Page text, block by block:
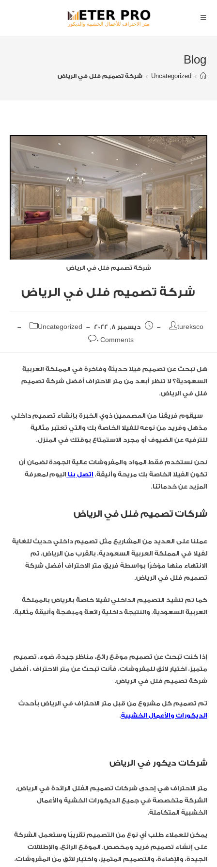
Blog
>
Uncategorized
> شركة تصميم فلل في الرياض
شركة تصميم فلل في الرياض
شركة تصميم فلل في الرياض
tureksco ديسمبر 8, 2022
Uncategorized
0 Comments
هل تبحث عن تصميم فيلا حديثة وفاخرة في المملكة العربية
السعودية؟ لا تنظر أبعد من متر الاحتراف أفضل شركة تصميم
فلل في الرياض.
سيقوم فريقنا من المصممين ذوي الخبرة بإنشاء تصميم داخلي
مذهل وفريد ​​من نوعه للفيلا الخاصة بك والتي تعتبر مثالية
للترفيه عن الضيوف أو مجرد الاستمتاع بوقتك في المنزل.
نحن نستخدم فقط المواد والمفروشات عالية الجودة لضمان أن
تكون الفيلا الخاصة بك مريحة وأنيقة. اتصل بنا اليوم لمعرفة
المزيد عن خدماتنا.
شركات تصميم فلل في الرياض
عملنا على العديد من المشاريع مثل تصميم داخلي حديث للغاية
لفيلا في المملكة العربية السعودية، بالقرب من الرياض، تم
الانتهاء منها مؤخرًا بواسطة فريق متر الاحتراف أفضل شركة
تصميم فلل في الرياض.
كما تم تنفيذ التصميم الداخلي لفيلا خاصة بالرياض بالمملكة
العربية السعودية. والنتيجة داخلية رائعة ومبهجة وأنيقة مثالية.
إذا كنت تبحث عن تصميم موقع رائع، مناظر جيدة، ضوء، تصميم
متميز، اختيار لائق للمفروشات، فأنت تبحث عن متر الاحتراف ، أفضل
شركة تصميم فلل في الرياض.
تم تصميم كل مشروع من قبل متر الاحتراف في الرياض بأحدث
الديكورات والأعمال الخشبية.
شركات ديكور في الرياض
متر الاحتراف هي إحدى شركات تصميم الفلل الرائدة في الرياض،
الشركة متخصصة في جميع الديكورات الخشية والأعمال
الخشبية المتكاملة.
يمكن للعملاء طلب أي نوع من التصميم تقريبًا وستعمل الشركة
على إنشاء تصميم فريد ومخصص. الموقع الرائع، والإطلالات
الجيدة، والإضاءة، والتصميم المتميز، واختيار لائق من المفروشات،